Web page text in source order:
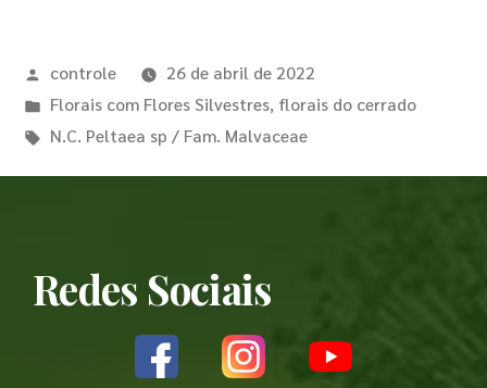
controle
26 de abril de 2022
Florais com Flores Silvestres, florais do cerrado
N.C. Peltaea sp / Fam. Malvaceae
Redes Sociais